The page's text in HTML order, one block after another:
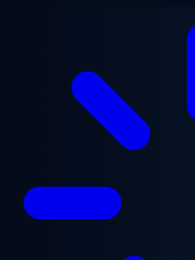
Перейти к основному